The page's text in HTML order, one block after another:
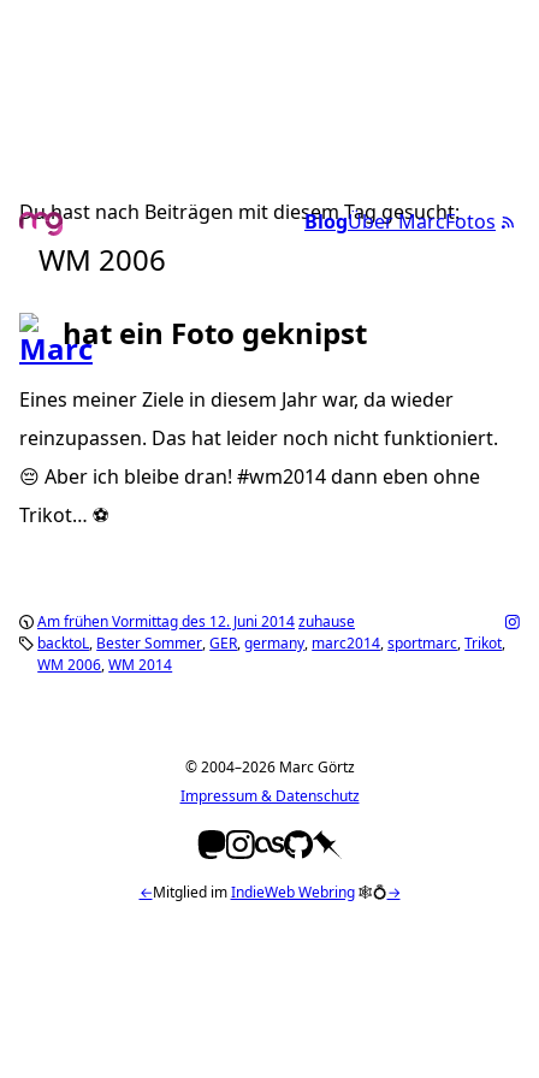
BlogÜber MarcFotos
Du hast nach Beiträgen mit diesem Tag gesucht:
WM 2006
hat ein Foto geknipst
Eines meiner Ziele in diesem Jahr war, da wieder
reinzupassen. Das hat leider noch nicht funktioniert.
😔 Aber ich bleibe dran! #wm2014 dann eben ohne
Trikot… ⚽️
Am frühen Vormittag des 12. Juni 2014zuhause
backtoL Bester Sommer GER germany marc2014 sportmarc Trikot
WM 2006 WM 2014
© 2004–2026 Marc Görtz
Impressum & Datenschutz
←Mitglied imIndieWeb Webring🕸💍→